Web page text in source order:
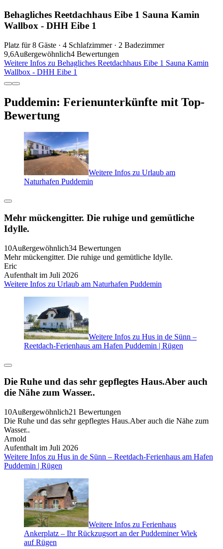
Behagliches Reetdachhaus Eibe 1 Sauna Kamin
Wallbox - DHH Eibe 1
Platz für 8 Gäste · 4 Schlafzimmer · 2 Badezimmer
9,6Außergewöhnlich4 Bewertungen
Weitere Infos zu Behagliches Reetdachhaus Eibe 1 Sauna Kamin
Wallbox - DHH Eibe 1
Puddemin: Ferienunterkünfte mit Top-
Bewertung
Weitere Infos zu Urlaub am
Naturhafen Puddemin
Mehr mückengitter. Die ruhige und gemütliche
Idylle.
10Außergewöhnlich34 Bewertungen
Mehr mückengitter. Die ruhige und gemütliche Idylle.
Eric
Aufenthalt im Juli 2026
Weitere Infos zu Urlaub am Naturhafen Puddemin
Weitere Infos zu Hus in de Sünn –
Reetdach-Ferienhaus am Hafen Puddemin | Rügen
Die Ruhe und das sehr gepflegtes Haus.Aber auch
die Nähe zum Wasser..
10Außergewöhnlich21 Bewertungen
Die Ruhe und das sehr gepflegtes Haus.Aber auch die Nähe zum
Wasser..
Arnold
Aufenthalt im Juli 2026
Weitere Infos zu Hus in de Sünn – Reetdach-Ferienhaus am Hafen
Puddemin | Rügen
Weitere Infos zu Ferienhaus
Ankerplatz – Ihr Rückzugsort an der Puddeminer Wiek
auf Rügen